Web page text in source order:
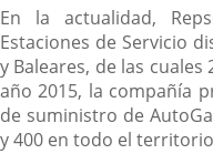
En la actualidad,
Estaciones de Servicio
y Baleares, de las cuales
año 2015, la compañía
de suministro de
y 400 en todo el